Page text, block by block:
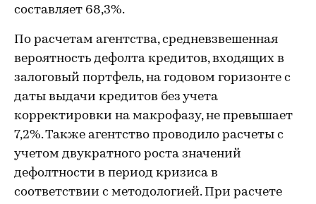
составляет 68,3%.
По расчетам агентства, средневзвешенная
вероятность дефолта кредитов, входящих в
залоговый портфель, на годовом горизонте с
даты выдачи кредитов без учета
корректировки на макрофазу, не превышает
7,2%. Также агентство проводило расчеты с
учетом двукратного роста значений
дефолтности в период кризиса в
соответствии с методологией. При расчете